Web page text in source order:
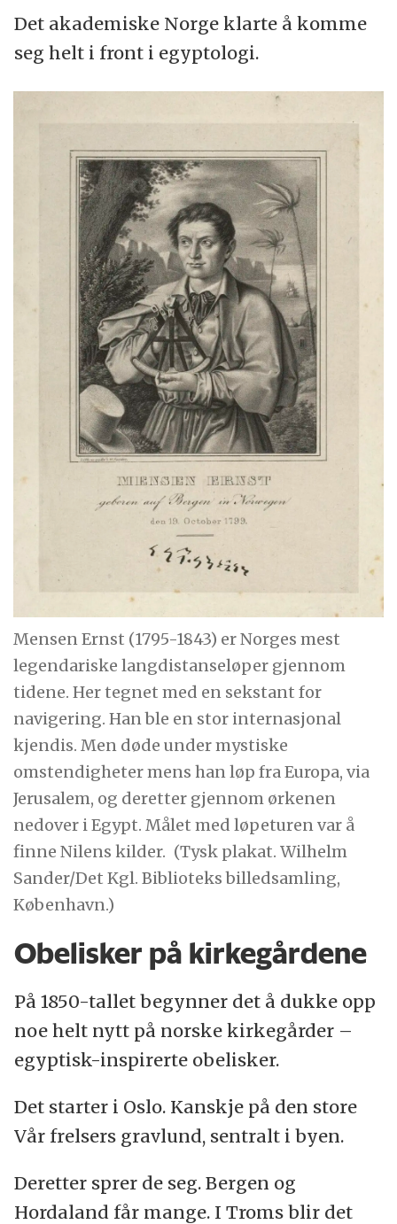
Det akademiske Norge klarte å komme
seg helt i front i egyptologi.
Mensen Ernst (1795-1843) er Norges mest
legendariske langdistanseløper gjennom
tidene. Her tegnet med en sekstant for
navigering. Han ble en stor internasjonal
kjendis. Men døde under mystiske
omstendigheter mens han løp fra Europa, via
Jerusalem, og deretter gjennom ørkenen
nedover i Egypt. Målet med løpeturen var å
finne Nilens kilder. (Tysk plakat. Wilhelm
Sander/Det Kgl. Biblioteks billedsamling,
København.)
Obelisker på kirkegårdene
På 1850-tallet begynner det å dukke opp
noe helt nytt på norske kirkegårder –
egyptisk-inspirerte obelisker.
Det starter i Oslo. Kanskje på den store
Vår frelsers gravlund, sentralt i byen.
Deretter sprer de seg. Bergen og
Hordaland får mange. I Troms blir det